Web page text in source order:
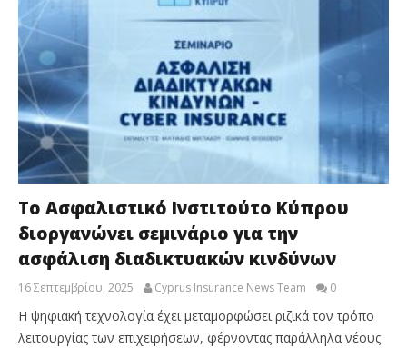
Το Ασφαλιστικό Ινστιτούτο Κύπρου
διοργανώνει σεμινάριο για την
ασφάλιση διαδικτυακών κινδύνων
16 Σεπτεμβρίου, 2025 Cyprus Insurance News Team 0
Η ψηφιακή τεχνολογία έχει μεταμορφώσει ριζικά τον τρόπο
λειτουργίας των επιχειρήσεων, φέρνοντας παράλληλα νέους